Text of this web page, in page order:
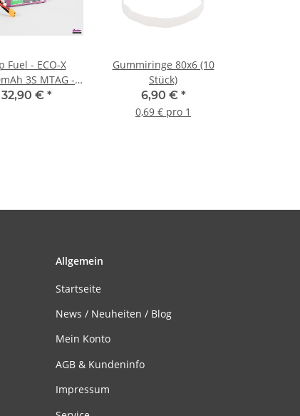
Fuel - ECO-X
3S MTAG -
25C
32,90 € *
Gummiringe 80x6 (10
Stück)
6,90 € *
0,69 € pro 1
Allgemein
Startseite
News / Neuheiten / Blog
Mein Konto
AGB & Kundeninfo
Impressum